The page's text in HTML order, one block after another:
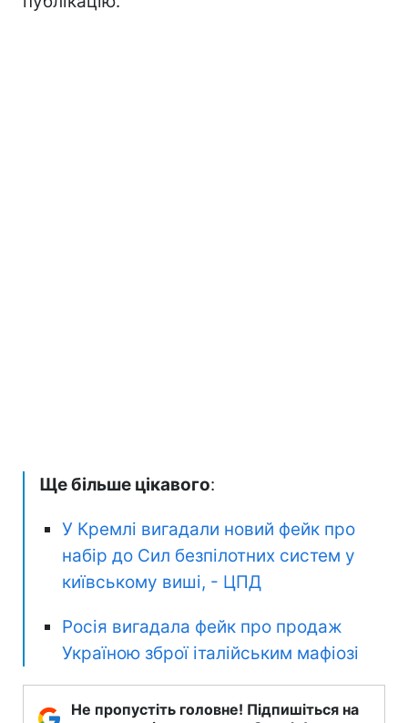
Ще більше цікавого:
У Кремлі вигадали новий фейк про
набір до Сил безпілотних систем у
київському виші, - ЦПД
Росія вигадала фейк про продаж
Україною зброї італійським мафіозі
Не пропустіть головне! Підпишіться на